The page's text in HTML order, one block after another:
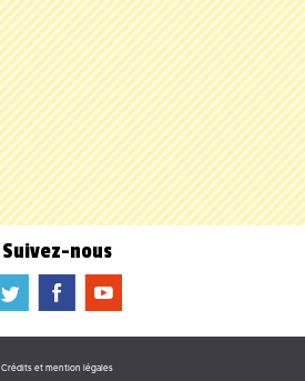
Suivez-nous
a b f
Crédits et mention légales